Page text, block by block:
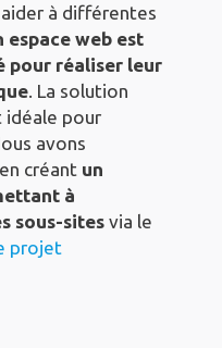
à différentes
espace web est
pour réaliser leur
. La solution
idéale pour
avons
créant un
à
sous-sites via le
projet